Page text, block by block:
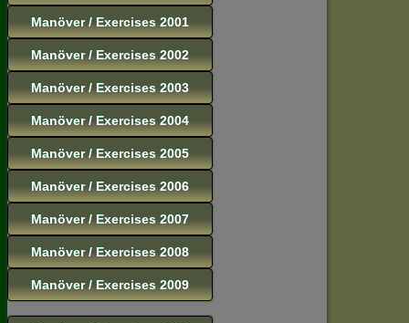
Manöver / Exercises 2001
Manöver / Exercises 2002
Manöver / Exercises 2003
Manöver / Exercises 2004
Manöver / Exercises 2005
Manöver / Exercises 2006
Manöver / Exercises 2007
Manöver / Exercises 2008
Manöver / Exercises 2009